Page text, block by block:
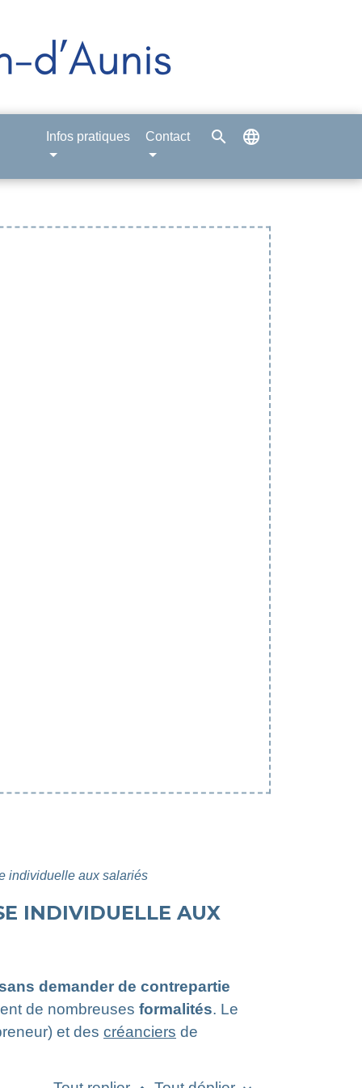
Infos pratiques Contact search language
individuelle aux salariés
INDIVIDUELLE AUX
demander de contrepartie
de nombreuses formalités. Le
et des créanciers de